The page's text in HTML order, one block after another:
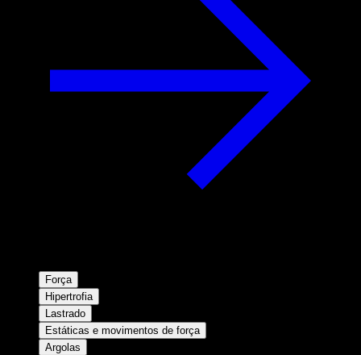
Força
Hipertrofia
Lastrado
Estáticas e movimentos de força
Argolas